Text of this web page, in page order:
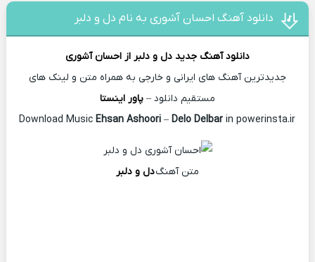
دانلود آهنگ احسان آشوری به نام دل و دلبر
دانلود آهنگ جدید دل و دلبر از احسان آشوری
جدیدترین آهنگ های ایرانی و خارجی به همراه متن و لینک های
مستقیم دانلود – پاور اینستا
Ehsan Ashoori – Delo Delbar in powerinsta.ir
متن آهنگدل و دلبر